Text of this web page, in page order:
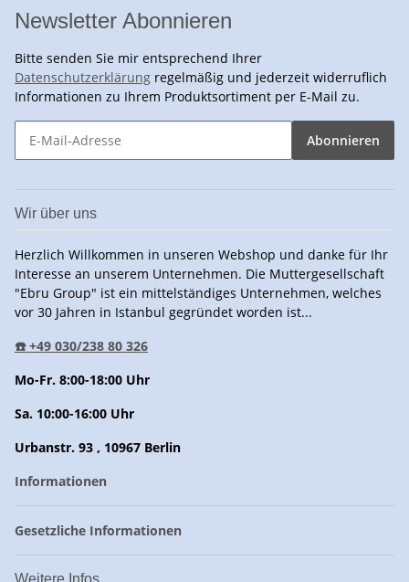
Newsletter Abonnieren
Bitte senden Sie mir entsprechend Ihrer
Datenschutzerklärung regelmäßig und jederzeit widerruflich
Informationen zu Ihrem Produktsortiment per E-Mail zu.
Abonnieren
Wir über uns
Herzlich Willkommen in unseren Webshop und danke für Ihr
Interesse an unserem Unternehmen. Die Muttergesellschaft
"Ebru Group" ist ein mittelständiges Unternehmen, welches
vor 30 Jahren in Istanbul gegründet worden ist...
☎️ +49 030/238 80 326
Mo-Fr. 8:00-18:00 Uhr
Sa. 10:00-16:00 Uhr
Urbanstr. 93 , 10967 Berlin
Informationen
Gesetzliche Informationen